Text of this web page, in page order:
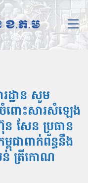
ដ្ឋាន សូម
ពោះសារសំឡេង
សែន ប្រធាន
ពុជាពាក់ព័ន្ធនឹង
បន់ ត្រីកោណ